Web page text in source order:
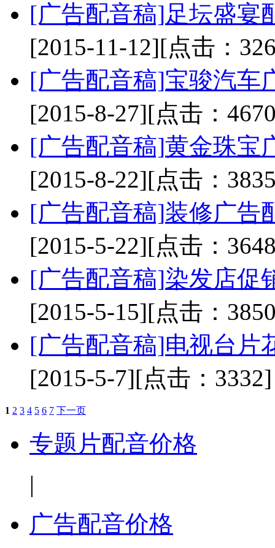
[广告配音稿]足坛盛宴
[2015-11-12][点击：
[广告配音稿]宝骏汽车
[2015-8-27][点击：
[广告配音稿]黄金珠宝
[2015-8-22][点击：
[广告配音稿]装修广告
[2015-5-22][点击：
[广告配音稿]染发店促
[2015-5-15][点击：
[广告配音稿]电视台片
[2015-5-7][点击：3332]
1 2 3 4 5 6 7 下一页
专题片配音价格
|
广告配音价格